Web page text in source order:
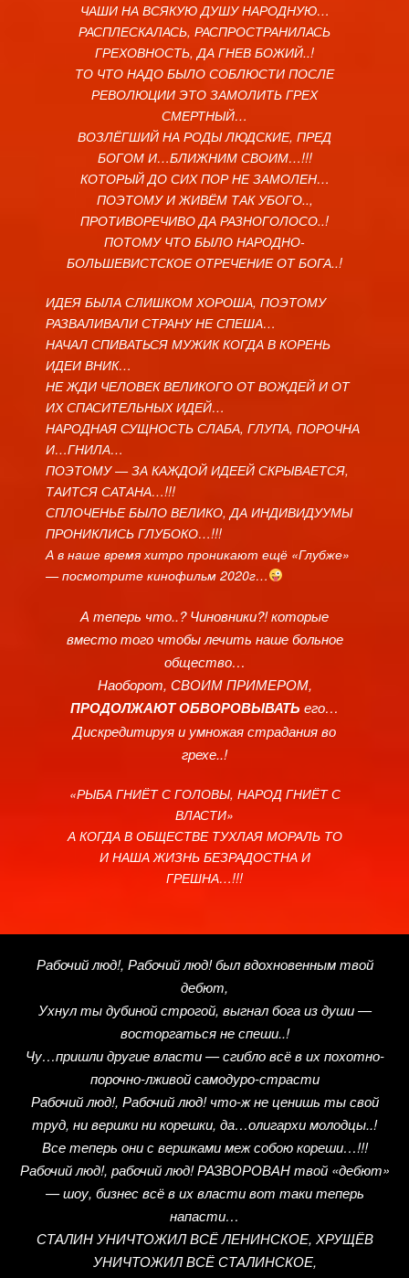
ЧАШИ НА ВСЯКУЮ ДУШУ НАРОДНУЮ…
РАСПЛЕСКАЛАСЬ, РАСПРОСТРАНИЛАСЬ
ГРЕХОВНОСТЬ, ДА ГНЕВ БОЖИЙ..!
ТО ЧТО НАДО БЫЛО СОБЛЮСТИ ПОСЛЕ
РЕВОЛЮЦИИ ЭТО ЗАМОЛИТЬ ГРЕХ
СМЕРТНЫЙ…
ВОЗЛЁГШИЙ НА РОДЫ ЛЮДСКИЕ, ПРЕД
БОГОМ И…БЛИЖНИМ СВОИМ…!!!
КОТОРЫЙ ДО СИХ ПОР НЕ ЗАМОЛЕН…
ПОЭТОМУ И ЖИВЁМ ТАК УБОГО..,
ПРОТИВОРЕЧИВО ДА РАЗНОГОЛОСО..!
ПОТОМУ ЧТО БЫЛО НАРОДНО-
БОЛЬШЕВИСТСКОЕ ОТРЕЧЕНИЕ ОТ БОГА..!
ИДЕЯ БЫЛА СЛИШКОМ ХОРОША, ПОЭТОМУ
РАЗВАЛИВАЛИ СТРАНУ НЕ СПЕША…
НАЧАЛ СПИВАТЬСЯ МУЖИК КОГДА В КОРЕНЬ
ИДЕИ ВНИК…
НЕ ЖДИ ЧЕЛОВЕК ВЕЛИКОГО ОТ ВОЖДЕЙ И ОТ
ИХ СПАСИТЕЛЬНЫХ ИДЕЙ…
НАРОДНАЯ СУЩНОСТЬ СЛАБА, ГЛУПА, ПОРОЧНА
И…ГНИЛА…
ПОЭТОМУ — ЗА КАЖДОЙ ИДЕЕЙ СКРЫВАЕТСЯ,
ТАИТСЯ САТАНА…!!!
СПЛОЧЕНЬЕ БЫЛО ВЕЛИКО, ДА ИНДИВИДУУМЫ
ПРОНИКЛИСЬ ГЛУБОКО…!!!
А в наше время хитро проникают ещё «Глубже»
— посмотрите кинофильм 2020г…
А теперь что..? Чиновники?! которые
вместо того чтобы лечить наше больное
общество…
Наоборот, СВОИМ ПРИМЕРОМ,
ПРОДОЛЖАЮТ ОБВОРОВЫВАТЬ его…
Дискредитируя и умножая страдания во
грехе..!
«РЫБА ГНИЁТ С ГОЛОВЫ, НАРОД ГНИЁТ С
ВЛАСТИ»
А КОГДА В ОБЩЕСТВЕ ТУХЛАЯ МОРАЛЬ ТО
И НАША ЖИЗНЬ БЕЗРАДОСТНА И
ГРЕШНА…!!!
Рабочий люд!, Рабочий люд! был вдохновенным твой
дебют,
Ухнул ты дубиной строгой, выгнал бога из души —
восторгаться не спеши..!
Чу…пришли другие власти — сгибло всё в их похотно-
порочно-лживой самодуро-страсти
Рабочий люд!, Рабочий люд! что-ж не ценишь ты свой
труд, ни вершки ни корешки, да…олигархи молодцы..!
Все теперь они с вершками меж собою кореши…!!!
Рабочий люд!, рабочий люд! РАЗВОРОВАН твой «дебют»
— шоу, бизнес всё в их власти вот таки теперь
напасти…
СТАЛИН УНИЧТОЖИЛ ВСЁ ЛЕНИНСКОЕ, ХРУЩЁВ
УНИЧТОЖИЛ ВСЁ СТАЛИНСКОЕ,